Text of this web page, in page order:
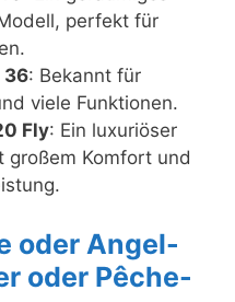
perfekt für
36: Bekannt für
viele Funktionen.
Fly: Ein luxuriöser
großem Komfort und
oder Angel-
oder Pêche-